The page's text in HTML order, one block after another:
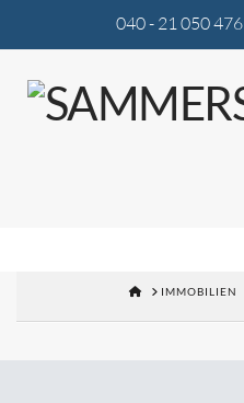
040 - 21 050 476
IMMOBILIEN